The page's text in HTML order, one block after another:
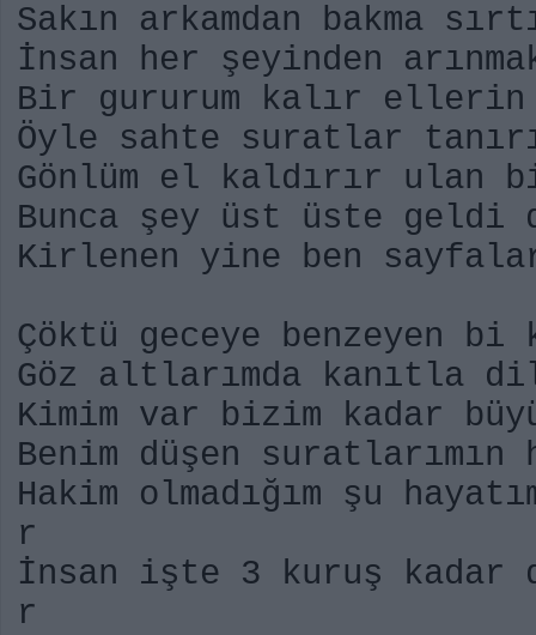
Sakın arkamdan bakma
İnsan her şeyinden
Bir gururum kalır ellerin
Öyle sahte suratlar
Gönlüm el kaldırır ulan
Bunca şey üst üste geldi
Kirlenen yine ben
Çöktü geceye benzeyen bi
Göz altlarımda kanıtla
Kimim var bizim kadar
Benim düşen
Hakim olmadığım şu
r
İnsan işte 3 kuruş kadar
r